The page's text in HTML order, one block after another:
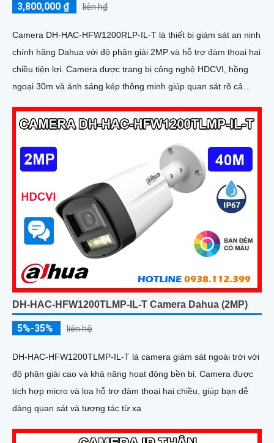
3,800,000 ₫ liên h₫
Camera DH-HAC-HFW1200RLP-IL-T là thiết bị giám sát an ninh
chính hãng Dahua với độ phân giải 2MP và hỗ trợ đàm thoại hai
chiều tiện lợi. Camera được trang bị công nghệ HDCVI, hồng
ngoại 30m và ánh sáng kép thông minh giúp quan sát rõ cả
DH-HAC-HFW1200TLMP-IL-T Camera Dahua (2MP)
5%-35% liên hệ
DH-HAC-HFW1200TLMP-IL-T là camera giám sát ngoài trời với
độ phân giải cao và khả năng hoạt động bền bỉ. Camera được
tích hợp micro và loa hỗ trợ đàm thoại hai chiều, giúp bạn dễ
dàng quan sát và tương tác từ xa